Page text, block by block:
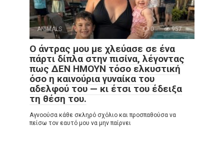
ANIMALS 0 957
Ο άντρας μου με χλεύασε σε ένα
πάρτι δίπλα στην πισίνα, λέγοντας
πως ΔΕΝ ΗΜΟΥΝ τόσο ελκυστική
όσο η καινούρια γυναίκα του
αδελφού του — κι έτσι του έδειξα
τη θέση του.
Αγνοούσα κάθε σκληρό σχόλιο και προσπαθούσα να
πείσω τον εαυτό μου να μην παίρνει